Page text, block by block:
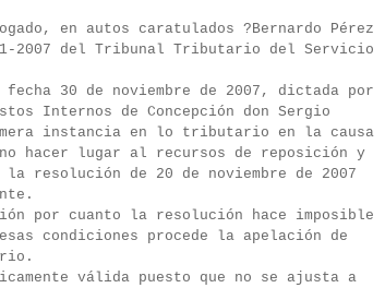
en autos caratulados ?Bernardo Pérez
2007 del Tribunal Tributario del Servicio
30 de noviembre de 2007, dictada por
Internos de Concepción don Sergio
instancia en lo tributario en la causa
hacer lugar al recursos de reposición y
resolución de 20 de noviembre de 2007
por cuanto la resolución hace imposible
condiciones procede la apelación de
válida puesto que no se ajusta a